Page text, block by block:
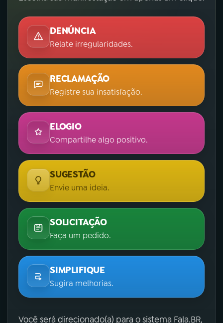
DENÚNCIA
Relate irregularidades.
RECLAMAÇÃO
Registre sua insatisfação.
ELOGIO
Compartilhe algo positivo.
SUGESTÃO
Envie uma ideia.
SOLICITAÇÃO
Faça um pedido.
SIMPLIFIQUE
Sugira melhorias.
Você será direcionado(a) para o sistema Fala.BR,